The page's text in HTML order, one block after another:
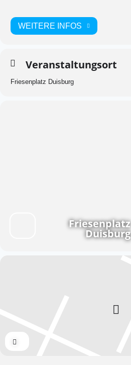
WEITERE INFOS
Veranstaltungsort
Friesenplatz Duisburg
Friesenplatz
Duisburg